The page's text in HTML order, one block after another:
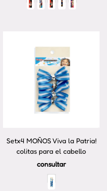
Setx4 MOÑOS Viva la Patria!
colitas para el cabello
consultar